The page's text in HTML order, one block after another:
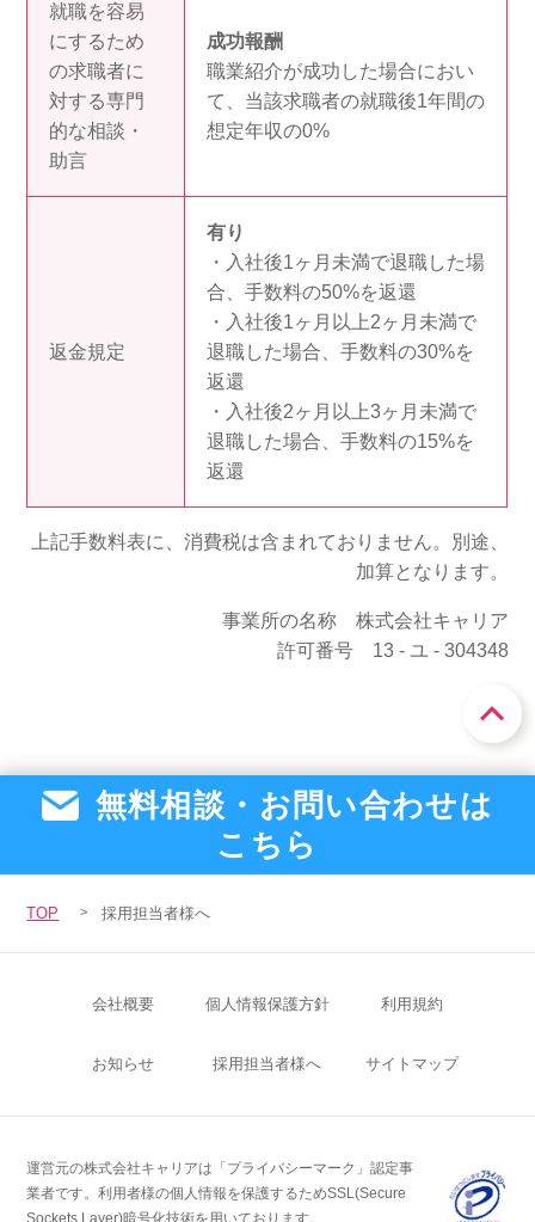
就職を容易
にするため
の求職者に
対する専門
的な相談・
助言
成功報酬
職業紹介が成功した場合におい
て、当該求職者の就職後1年間の
想定年収の0%
返金規定
有り
・入社後1ヶ月未満で退職した場
合、手数料の50%を返還
・入社後1ヶ月以上2ヶ月未満で
退職した場合、手数料の30%を
返還
・入社後2ヶ月以上3ヶ月未満で
退職した場合、手数料の15%を
返還
上記手数料表に、消費税は含まれておりません。別途、
加算となります。
事業所の名称 株式会社キャリア
許可番号 13 - ユ - 304348
無料相談・お問い合わせは
こちら
TOP 採用担当者様へ
会社概要 個人情報保護方針 利用規約
お知らせ 採用担当者様へ サイトマップ
運営元の株式会社キャリアは「プライバシーマーク」認定事
業者です。利用者様の個人情報を保護するためSSL(Secure